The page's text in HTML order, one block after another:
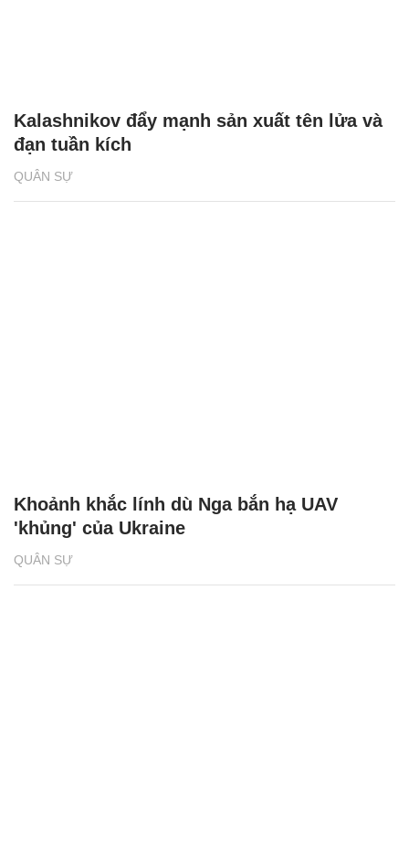
QUÂN SỰ
Kalashnikov đẩy mạnh sản xuất tên lửa và
đạn tuần kích
QUÂN SỰ
Khoảnh khắc lính dù Nga bắn hạ UAV
'khủng' của Ukraine